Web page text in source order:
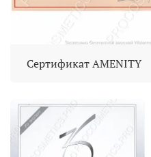
Сертификат AMENITY